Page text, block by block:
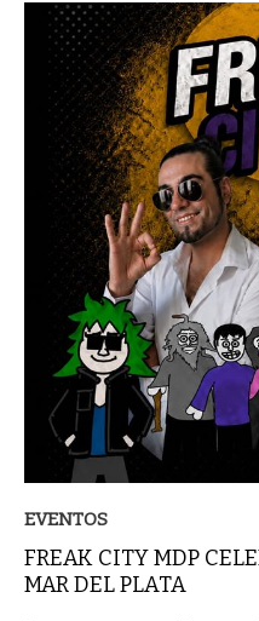
EVENTOS
FREAK CITY MDP
MAR DEL PLATA